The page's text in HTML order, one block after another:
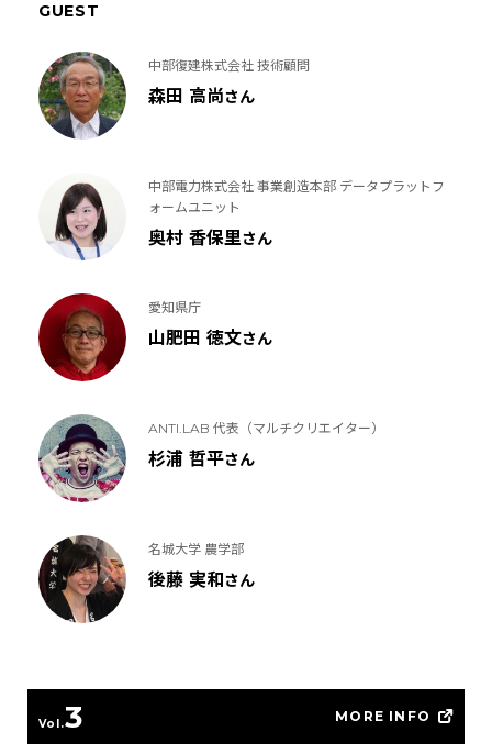
GUEST
中部復建株式会社 技術顧問
森田 高尚さん
中部電力株式会社 事業創造本部 データプラットフ
ォームユニット
奥村 香保里さん
愛知県庁
山肥田 徳文さん
ANTI.LAB 代表（マルチクリエイター）
杉浦 哲平さん
名城大学 農学部
後藤 実和さん
Vol.3 MORE INFO